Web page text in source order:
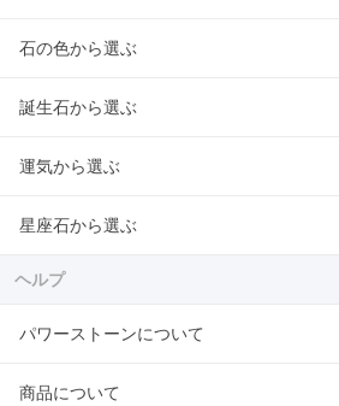
石の色から選ぶ
誕生石から選ぶ
運気から選ぶ
星座石から選ぶ
ヘルプ
パワーストーンについて
商品について